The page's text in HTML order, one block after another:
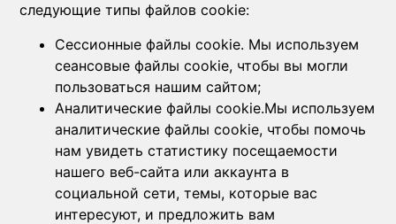
следующие типы файлов cookie:
Сессионные файлы cookie. Мы используем
сеансовые файлы cookie, чтобы вы могли
пользоваться нашим сайтом;
Аналитические файлы cookie.Мы используем
аналитические файлы cookie, чтобы помочь
нам увидеть статистику посещаемости
нашего веб-сайта или аккаунта в
социальной сети, темы, которые вас
интересуют, и предложить вам